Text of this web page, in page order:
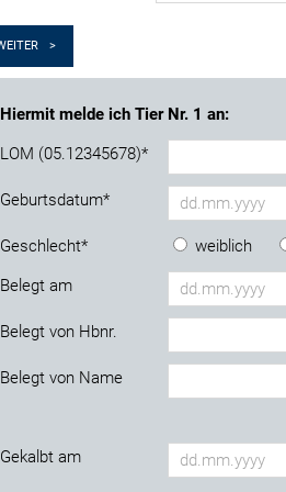
>
Hiermit melde ich Tier Nr. 1 an:
LOM (05.12345678)*
Geburtsdatum*
Geschlecht* weiblich
Belegt am
Belegt von Hbnr.
Belegt von Name
Gekalbt am